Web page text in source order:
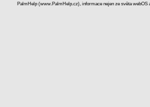
PalmHelp (www.PalmHelp.cz), informace nejen ze světa